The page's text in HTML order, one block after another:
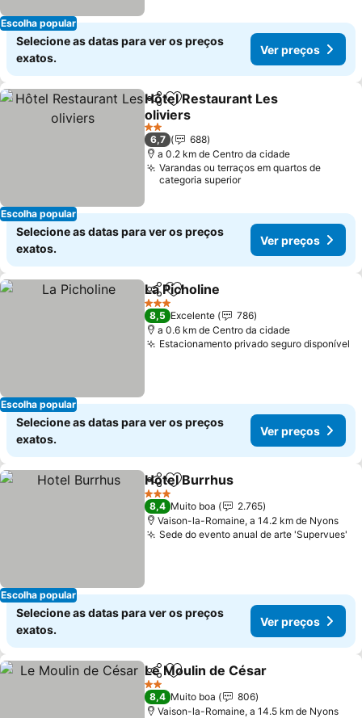
Escolha popular
Selecione as datas para ver os preços
exatos.
Ver preços
Escolha popular
PartilharAdicionar aos favoritos
Hôtel Restaurant Les
oliviers
Ver preços
2 Estrelas
6,7
688
a 0.2 km de Centro da cidade
Varandas ou terraços em quartos de
categoria superior
Selecione as datas para ver os preços
exatos.
Ver preços
Escolha popular
PartilharAdicionar aos favoritos
La Picholine
3 Estrelas
8,5 Excelente
786
a 0.6 km de Centro da cidade
Estacionamento privado seguro disponível
Selecione as datas para ver os preços
exatos.
Ver preços
Escolha popular
PartilharAdicionar aos favoritos
Hotel Burrhus
3 Estrelas
8,4 Muito boa
2.765
Vaison-la-Romaine, a 14.2 km de Nyons
Sede do evento anual de arte 'Supervues'
Selecione as datas para ver os preços
exatos.
Ver preços
PartilharAdicionar aos favoritos
Le Moulin de César
2 Estrelas
8,4 Muito boa
806
Vaison-la-Romaine, a 14.5 km de Nyons